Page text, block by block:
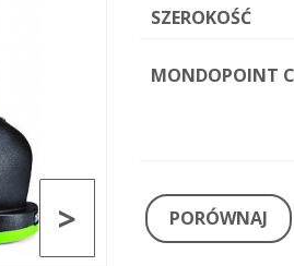
>
SZEROKOŚĆ
MONDOPOINT
PORÓWNAJ